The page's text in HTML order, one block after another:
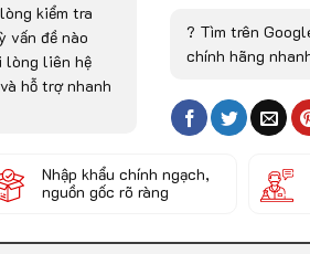
kiểm tra
vấn đề nào
lòng liên hệ
hỗ trợ nhanh
? Tìm trên
chính hãng
Nhập khẩu chính ngạch,
nguồn gốc rõ ràng